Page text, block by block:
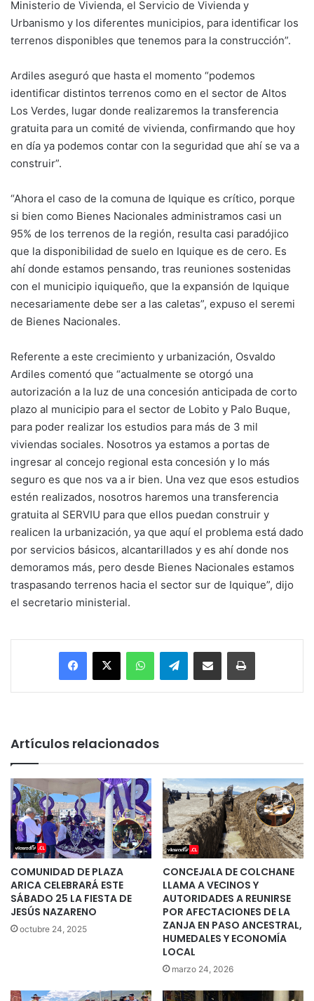
Ministerio de Vivienda, el Servicio de Vivienda y
Urbanismo y los diferentes municipios, para identificar los
terrenos disponibles que tenemos para la construcción”.
Ardiles aseguró que hasta el momento “podemos
identificar distintos terrenos como en el sector de Altos
Los Verdes, lugar donde realizaremos la transferencia
gratuita para un comité de vivienda, confirmando que hoy
en día ya podemos contar con la seguridad que ahí se va a
construir”.
“Ahora el caso de la comuna de Iquique es crítico, porque
si bien como Bienes Nacionales administramos casi un
95% de los terrenos de la región, resulta casi paradójico
que la disponibilidad de suelo en Iquique es de cero. Es
ahí donde estamos pensando, tras reuniones sostenidas
con el municipio iquiqueño, que la expansión de Iquique
necesariamente debe ser a las caletas”, expuso el seremi
de Bienes Nacionales.
Referente a este crecimiento y urbanización, Osvaldo
Ardiles comentó que “actualmente se otorgó una
autorización a la luz de una concesión anticipada de corto
plazo al municipio para el sector de Lobito y Palo Buque,
para poder realizar los estudios para más de 3 mil
viviendas sociales. Nosotros ya estamos a portas de
ingresar al concejo regional esta concesión y lo más
seguro es que nos va a ir bien. Una vez que esos estudios
estén realizados, nosotros haremos una transferencia
gratuita al SERVIU para que ellos puedan construir y
realicen la urbanización, ya que aquí el problema está dado
por servicios básicos, alcantarillados y es ahí donde nos
demoramos más, pero desde Bienes Nacionales estamos
traspasando terrenos hacia el sector sur de Iquique”, dijo
el secretario ministerial.
Facebook
X WhatsAppTelegramEnviar vía email Imprimir
Artículos relacionados
COMUNIDAD DE PLAZA
ARICA CELEBRARÁ ESTE
SÁBADO 25 LA FIESTA DE
JESÚS NAZARENO
octubre 24, 2025
CONCEJALA DE COLCHANE
LLAMA A VECINOS Y
AUTORIDADES A REUNIRSE
POR AFECTACIONES DE LA
ZANJA EN PASO ANCESTRAL,
HUMEDALES Y ECONOMÍA
LOCAL
marzo 24, 2026